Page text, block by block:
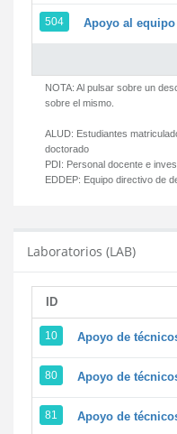
504 Apoyo al
NOTA: Al pulsar sobre un
sobre el mismo.
ALUD: Estudiantes
doctorado
PDI: Personal docente e
EDDEP: Equipo directivo de
Laboratorios (LAB)
ID
10 Apoyo de
80 Apoyo de
81 Apoyo de